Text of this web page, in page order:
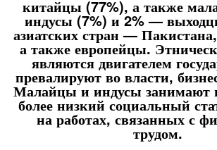
китайцы (77%), а также
индусы (7%) и 2% —
азиатских стран —
а также европейцы.
являются двигателем
превалируют во власти,
Малайцы и индусы занимают
более низкий социальный
на работах, связанных с
трудом.